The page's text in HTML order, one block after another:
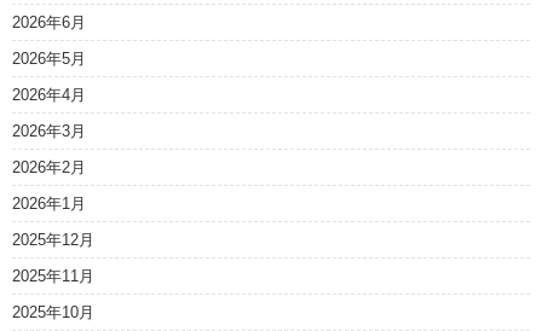
2026年6月
2026年5月
2026年4月
2026年3月
2026年2月
2026年1月
2025年12月
2025年11月
2025年10月